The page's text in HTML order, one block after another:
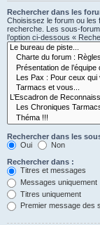
Rechercher dans les
Choisissez le forum ou
recherche. Les sous-
l’option ci-dessous «
Rechercher dans les
Oui
Non
Rechercher dans :
Titres et messages
Messages uniquement
Titres uniquement
Premier message des